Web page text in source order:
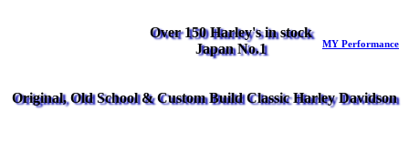
Over 150 Harley's in stock
Japan No.1
MY Performance
Original, Old School & Custom Build Classic Harley Davidson